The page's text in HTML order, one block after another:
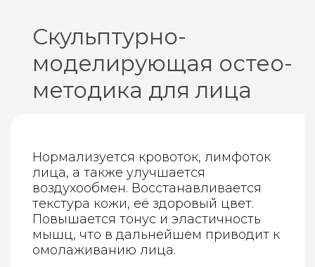
Скульптурно-
моделирующая остео-
методика для лица
Нормализуется кровоток, лимфоток
лица, а также улучшается
воздухообмен. Восстанавливается
текстура кожи, её здоровый цвет.
Повышается тонус и эластичность
мышц, что в дальнейшем приводит к
омолаживанию лица.